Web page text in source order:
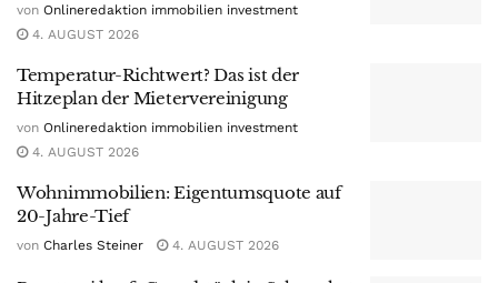
von Onlineredaktion immobilien investment
4. AUGUST 2026
Temperatur-Richtwert? Das ist der
Hitzeplan der Mietervereinigung
von Onlineredaktion immobilien investment
4. AUGUST 2026
Wohnimmobilien: Eigentumsquote auf
20-Jahre-Tief
von Charles Steiner 4. AUGUST 2026